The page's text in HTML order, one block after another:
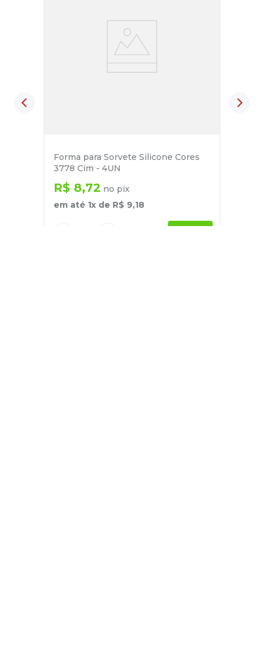
Forma para Sorvete Silicone Cores
3778 Cim - 4UN
R$ 8,72 no pix
em até 1x de R$ 9,18